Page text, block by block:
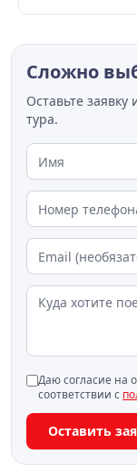
Сложно
Оставьте
тура.
Даю согласие на
соответствии с
Оставить